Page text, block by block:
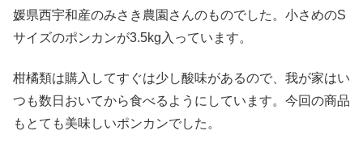
媛県西宇和産のみさき農園さんのものでした。小さめのS
サイズのポンカンが3.5kg入っています。
柑橘類は購入してすぐは少し酸味があるので、我が家はい
つも数日おいてから食べるようにしています。今回の商品
もとても美味しいポンカンでした。